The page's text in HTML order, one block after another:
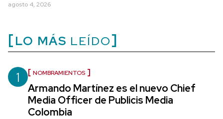
agosto 4, 2026
LO MÁS LEÍDO
1 NOMBRAMIENTOS
Armando Martínez es el nuevo Chief
Media Officer de Publicis Media
Colombia